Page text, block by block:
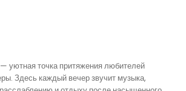
уютная точка притяжения любителей
Здесь каждый вечер звучит музыка,